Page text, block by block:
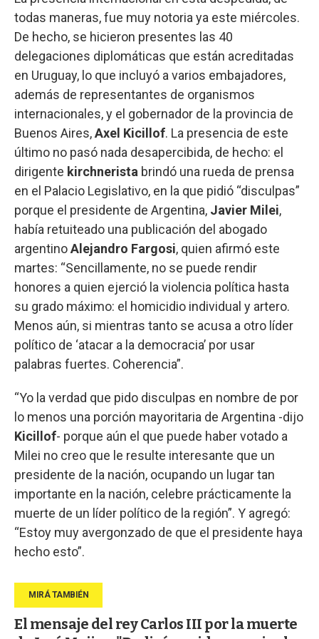
todas maneras, fue muy notoria ya este miércoles.
De hecho, se hicieron presentes las 40
delegaciones diplomáticas que están acreditadas
en Uruguay, lo que incluyó a varios embajadores,
además de representantes de organismos
internacionales, y el gobernador de la provincia de
Buenos Aires,Axel Kicillof. La presencia de este
último no pasó nada desapercibida, de hecho: el
dirigente kirchnerista brindó una rueda de prensa
en el Palacio Legislativo, en la que pidió “disculpas”
porque el presidente de Argentina, Javier Milei,
había retuiteado una publicación del abogado
argentinoAlejandro Fargosi, quien afirmó este
martes: “Sencillamente, no se puede rendir
honores a quien ejerció la violencia política hasta
su grado máximo: el homicidio individual y artero.
Menos aún, si mientras tanto se acusa a otro líder
político de ‘atacar a la democracia’ por usar
palabras fuertes. Coherencia”.
“Yo la verdad que pido disculpas en nombre de por
lo menos una porción mayoritaria de Argentina -dijo
Kicillof- porque aún el que puede haber votado a
Milei no creo que le resulte interesante que un
presidente de la nación, ocupando un lugar tan
importante en la nación, celebre prácticamente la
muerte de un líder político de la región”. Y agregó:
“Estoy muy avergonzado de que el presidente haya
hecho esto”.
El mensaje del rey Carlos III por la muerte